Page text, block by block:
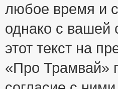
любое время и
однако с вашей
этот текст на
«Про Трамвай»